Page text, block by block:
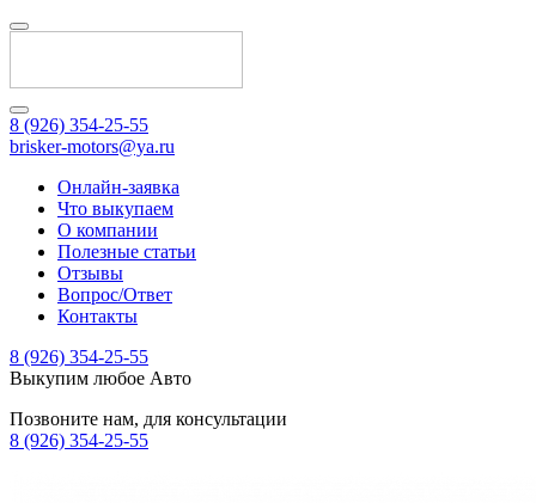
8 (926) 354-25-55
brisker-motors@ya.ru
Онлайн-заявка
Что выкупаем
О компании
Полезные статьи
Отзывы
Вопрос/Ответ
Контакты
8 (926) 354-25-55
Выкупим любое Авто
Позвоните нам, для консультации
8 (926) 354-25-55